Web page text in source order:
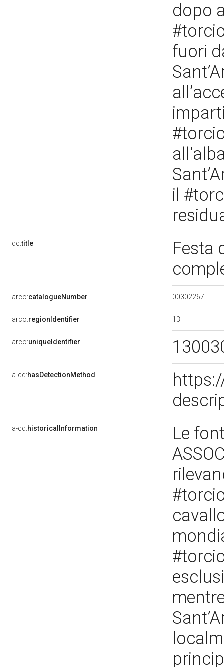
dopo
fuori
il
dc:title
Festa
arco:catalogueNumber 00302267
arco:regionIdentifier 13
arco:uniqueIdentifier
a-cd:hasDetectionMethod
a-cd:historicalInformation
Le